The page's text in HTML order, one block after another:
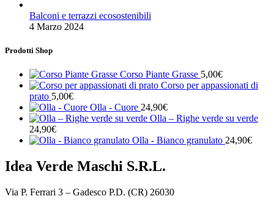
Balconi e terrazzi ecosostenibili
4 Marzo 2024
Prodotti Shop
Corso Piante Grasse 5,00€
Corso per appassionati di
prato 5,00€
Olla - Cuore 24,90€
Olla – Righe verde su verde
24,90€
Olla - Bianco granulato 24,90€
Idea Verde Maschi S.R.L.
Via P. Ferrari 3 – Gadesco P.D. (CR) 26030